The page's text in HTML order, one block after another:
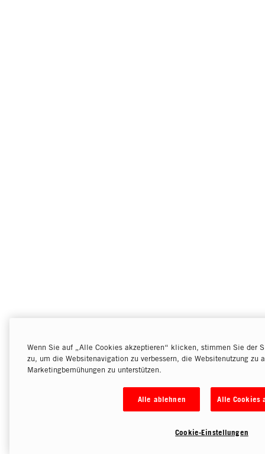
Wenn Sie auf „Alle Cookies akzeptieren“ klicken, stimmen Sie der
zu, um die Websitenavigation zu verbessern, die Websitenutzung zu
Marketingbemühungen zu unterstützen.
Alle ablehnen Alle Cookies
Cookie-Einstellungen